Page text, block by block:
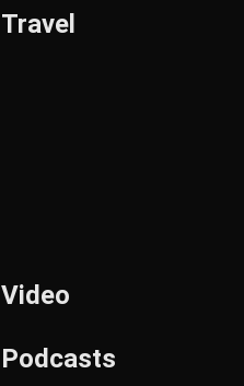
Travel
Video
Podcasts